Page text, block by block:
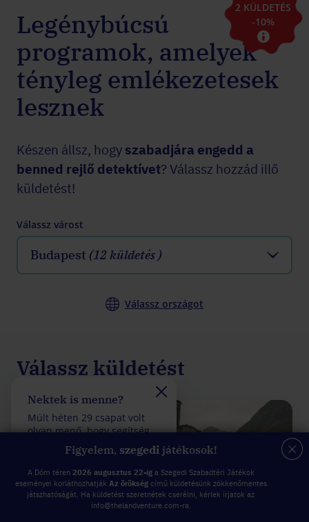
2 KÜLDETÉS
-10%
Legénybúcsú
programok, amelyek
tényleg emlékezetesek
lesznek
Készen állsz, hogy szabadjára engedd a
benned rejlő detektívet? Válassz hozzád illő
küldetést!
Válassz várost
Budapest (12 küldetés )
Válassz országot
Válassz küldetést
ÚJ
Figyelem, szegedijátékosok!
A Dóm téren 2026 augusztus 22-iga Szegedi Szabadtéri Játékok
eseményei korláthozhatják Az örökségcímű küldetésünk zökkenőmentes
játszhatóságát. Ha küldetést szeretnétek cserélni, kérlek írjatok az
info@thelandventure.com-ra.
Nektek is menne?
Múlt héten 29 csapat volt
olyan menő, hogy segítség
felhasználása nélkül
teljesítettek egy küldetést.
Felveszitek a
Múlt héten 28 csapat
olyan fantasztikus, hogy
kevesebb mint 5 rossz
válasszal teljesítettek egy
küldetést.